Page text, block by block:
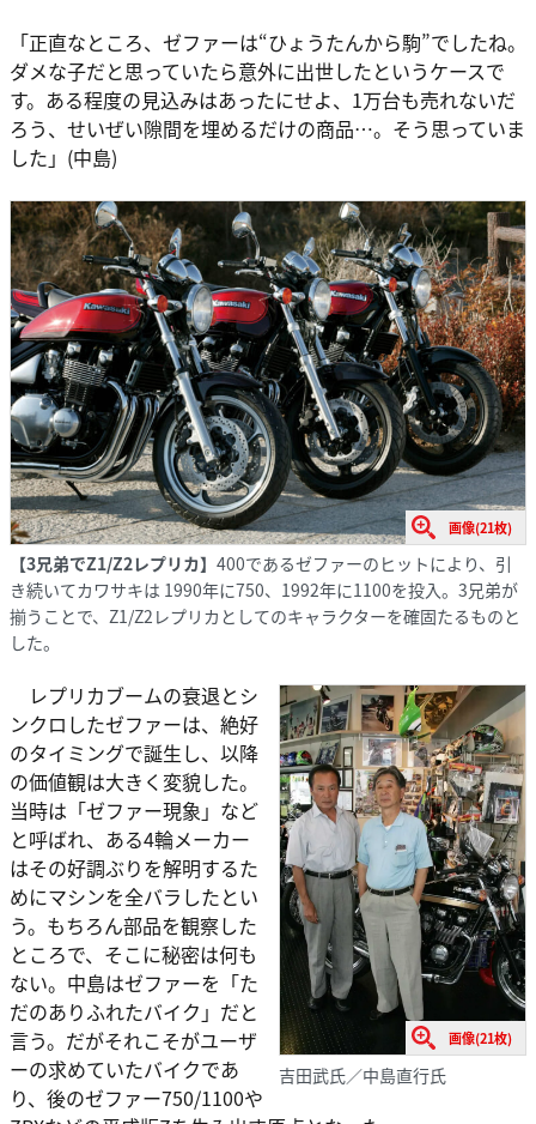
「正直なところ、ゼファーは“ひょうたんから駒”でしたね。
ダメな子だと思っていたら意外に出世したというケースで
す。ある程度の見込みはあったにせよ、1万台も売れないだ
ろう、せいぜい隙間を埋めるだけの商品…。そう思っていま
した」(中島)
画像(21枚)
【3兄弟でZ1/Z2レプリカ】 400であるゼファーのヒットにより、引
き続いてカワサキは 1990年に750、1992年に1100を投入。3兄弟が
揃うことで、Z1/Z2レプリカとしてのキャラクターを確固たるものと
した。
画像(21枚)
吉田武氏／中島直行氏
レプリカブームの衰退とシ
ンクロしたゼファーは、絶好
のタイミングで誕生し、以降
の価値観は大きく変貌した。
当時は「ゼファー現象」など
と呼ばれ、ある4輪メーカー
はその好調ぶりを解明するた
めにマシンを全バラしたとい
う。もちろん部品を観察した
ところで、そこに秘密は何も
ない。中島はゼファーを「た
だのありふれたバイク」だと
言う。だがそれこそがユーザ
ーの求めていたバイクであ
り、後のゼファー750/1100や